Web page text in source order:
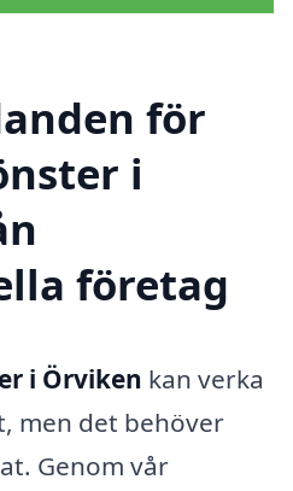
för
i
företag
i Örviken kan verka
men det behöver
Genom vår